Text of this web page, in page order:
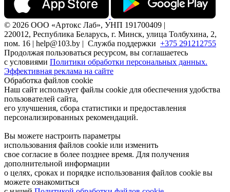
© 2026 ООО «Артокс Лаб», УНП 191700409 |
220012, Республика Беларусь, г. Минск, улица Толбухина, 2,
пом. 16 | help@103.by | Служба поддержки +375 291212755
Продолжая пользоваться ресурсом, вы соглашаетесь
с условиями Политики обработки персональных данных.
Эффективная реклама на сайте
Обработка файлов cookie
Наш сайт использует файлы cookie для обеспечения удобства
пользователей сайта,
его улучшения, сбора статистики и предоставления
персонализированных рекомендаций.
Вы можете настроить параметры
использования файлов cookie или изменить
свое согласие в более позднее время. Для получения
дополнительной информации
о целях, сроках и порядке использования файлов cookie вы
можете ознакомиться